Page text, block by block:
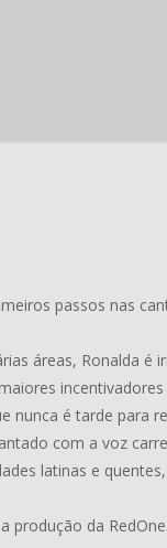
passos nas
áreas, Ronalda é
incentivadores
nunca é tarde para
com a voz
latinas e
produção da RedOne.